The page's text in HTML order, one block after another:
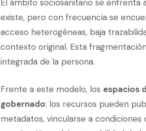
El ámbito sociosanitario se
existe, pero con frecuencia se
acceso heterogéneas, baja
contexto original. Esta
integrada de la persona.
Frente a este modelo, los espacios
gobernado: los recursos pueden
metadatos, vincularse a